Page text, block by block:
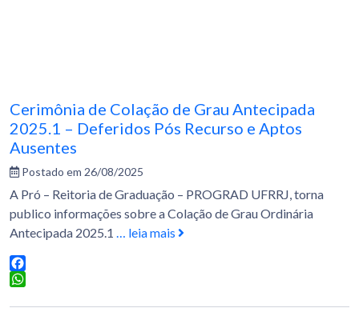
Cerimônia de Colação de Grau Antecipada
2025.1 – Deferidos Pós Recurso e Aptos
Ausentes
Postado em 26/08/2025
A Pró – Reitoria de Graduação – PROGRAD UFRRJ, torna
publico informações sobre a Colação de Grau Ordinária
Antecipada 2025.1 … leia mais
Facebook